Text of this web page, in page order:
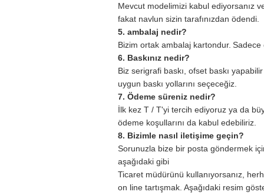
Mevcut modelimizi kabul ediyorsanız
fakat navlun sizin tarafınızdan ödendi.
5. ambalaj nedir?
Bizim ortak ambalaj kartondur. Sadece
6. Baskınız nedir?
Biz serigrafi baskı, ofset baskı
uygun baskı yollarını seçeceğiz.
7. Ödeme süreniz nedir?
İlk kez T / T'yi tercih ediyoruz ya da
ödeme koşullarını da kabul edebiliriz.
8. Bizimle nasıl iletişime geçin?
Sorunuzla bize bir posta göndermek
aşağıdaki gibi
Ticaret müdürünü kullanıyorsanız,
on line tartışmak. Aşağıdaki resim